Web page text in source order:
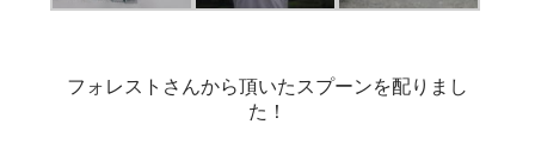
フォレストさんから頂いたスプーンを配りまし
た！